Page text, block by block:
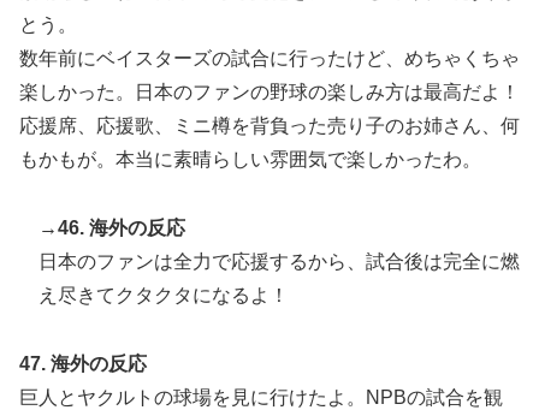
とう。
数年前にベイスターズの試合に行ったけど、めちゃくちゃ
楽しかった。日本のファンの野球の楽しみ方は最高だよ！
応援席、応援歌、ミニ樽を背負った売り子のお姉さん、何
もかもが。本当に素晴らしい雰囲気で楽しかったわ。
→46. 海外の反応
日本のファンは全力で応援するから、試合後は完全に燃
え尽きてクタクタになるよ！
47. 海外の反応
巨人とヤクルトの球場を見に行けたよ。NPBの試合を観